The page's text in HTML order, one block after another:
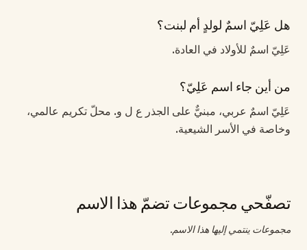
هل عَلِيّ اسمٌ لولدٍ أم لبنت؟
عَلِيّ اسمٌ للأولاد في العادة.
من أين جاء اسم عَلِيّ؟
عَلِيّ اسمٌ عربي، مبنيٌّ على الجذر ع ل و. محلّ تكريم عالمي،
وخاصة في الأسر الشيعية.
تصفّحي مجموعات تضمّ هذا الاسم
مجموعات ينتمي إليها هذا الاسم.